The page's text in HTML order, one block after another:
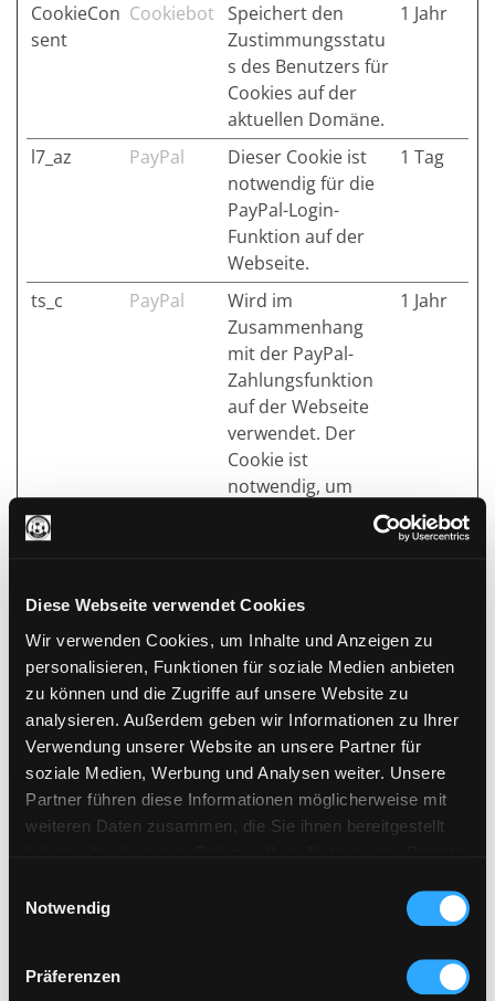
Diese Webseite verwendet Cookies
Wir verwenden Cookies, um Inhalte und Anzeigen zu
personalisieren, Funktionen für soziale Medien anbieten
zu können und die Zugriffe auf unsere Website zu
analysieren. Außerdem geben wir Informationen zu Ihrer
Verwendung unserer Website an unsere Partner für
soziale Medien, Werbung und Analysen weiter. Unsere
Partner führen diese Informationen möglicherweise mit
weiteren Daten zusammen, die Sie ihnen bereitgestellt
Notwendig
Präferenzen
CookieCon
sent
Cookiebot Speichert den
Zustimmungsstatu
s des Benutzers für
Cookies auf der
aktuellen Domäne.
1 Jahr
l7_az PayPal
Dieser Cookie ist
notwendig für die
PayPal-Login-
Funktion auf der
Webseite.
1 Tag
ts_c PayPal
Wird im
Zusammenhang
mit der PayPal-
Zahlungsfunktion
auf der Webseite
verwendet. Der
Cookie ist
notwendig, um
1 Jahr
Statistiken (5)
Statistik-Cookies helfen Webseiten-Besitzern zu
verstehen, wie Besucher mit Webseiten interagieren,
indem Informationen anonym gesammelt und
gemeldet werden.
_ga
2 Jahre